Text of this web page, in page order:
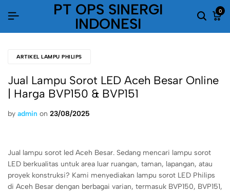
PT OPS SINERGI
INDONESI
0
ARTIKEL LAMPU PHILIPS
Jual Lampu Sorot LED Aceh Besar Online
| Harga BVP150 & BVP151
by admin on 23/08/2025
Jual lampu sorot led Aceh Besar. Sedang mencari lampu sorot
LED berkualitas untuk area luar ruangan, taman, lapangan, atau
proyek konstruksi? Kami menyediakan lampu sorot LED Philips
di Aceh Besar dengan berbagai varian, termasuk BVP150, BVP151,